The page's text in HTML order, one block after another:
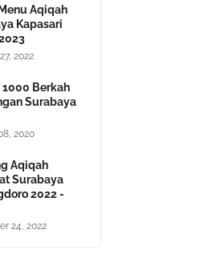
Aqiqah
Kapasari
2022
Berkah
Surabaya
2020
Aqiqah
Surabaya
2022 -
24, 2022